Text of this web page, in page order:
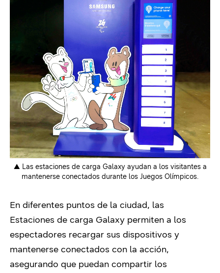
▲ Las estaciones de carga Galaxy ayudan a los visitantes a
mantenerse conectados durante los Juegos Olímpicos.
En diferentes puntos de la ciudad, las
Estaciones de carga Galaxy permiten a los
espectadores recargar sus dispositivos y
mantenerse conectados con la acción,
asegurando que puedan compartir los